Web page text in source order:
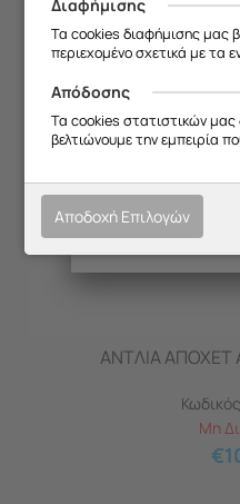
Μη
€
ΑΝΤΛΙΑ ΑΠΟΧΕΤ
Μη
€
Διαφήμισης
Τα cookies διαφήμισης μας
περιεχομένο σχετικά με τα
Απόδοσης
Τα cookies στατιστικών μας
βελτιώνουμε την εμπειρία
Αποδοχή Επιλογών
Θα θέλαμε να
η επιχείρησή
κλειστή από
Θα είμαστε
κατανόηση και